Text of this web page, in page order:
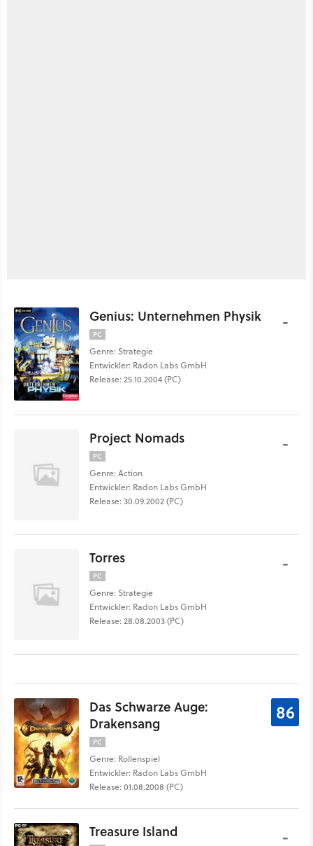
Genius: Unternehmen Physik
PC
Genre: Strategie
Entwickler: Radon Labs GmbH
Release: 25.10.2004 (PC)
-
Project Nomads
PC
Genre: Action
Entwickler: Radon Labs GmbH
Release: 30.09.2002 (PC)
-
Torres
PC
Genre: Strategie
Entwickler: Radon Labs GmbH
Release: 28.08.2003 (PC)
-
Das Schwarze Auge:
Drakensang
PC
Genre: Rollenspiel
Entwickler: Radon Labs GmbH
Release: 01.08.2008 (PC)
86
Treasure Island -